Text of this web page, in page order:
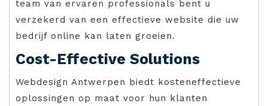
team van ervaren professionals bent u
verzekerd van een effectieve website die uw
bedrijf online kan laten groeien.
Cost-Effective Solutions
Webdesign Antwerpen biedt kosteneffectieve
oplossingen op maat voor hun klanten